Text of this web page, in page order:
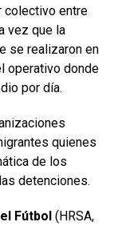
colectivo entre
vez que la
se realizaron en
operativo donde
por día.
quienes
de los
detenciones.
Fútbol (HRSA,